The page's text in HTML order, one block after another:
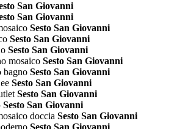
San Giovanni
San Giovanni
Sesto San Giovanni
Sesto San Giovanni
Sesto San Giovanni
mosaico Sesto San Giovanni
bagno Sesto San Giovanni
Sesto San Giovanni
Sesto San Giovanni
Sesto San Giovanni
doccia Sesto San Giovanni